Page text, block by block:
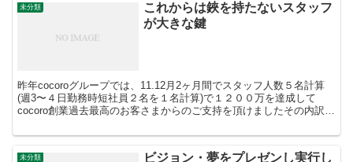
未分類
これからは鋏を持たないスタッフ
が大きな鍵
昨年cocoroグループでは、11.12月2ヶ月間でスタッフ人数５名計算
(週3〜４日勤務時短社員２名を１名計算)で１２００万を達成して
cocoro創業過去最高のお客さまからのご支持を頂けましたその内訳と
未分類
ビジョン・夢をプレゼンし実行し